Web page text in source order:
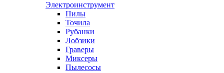
Электроинструмент
Пилы
Точила
Рубанки
Лобзики
Граверы
Миксеры
Пылесосы